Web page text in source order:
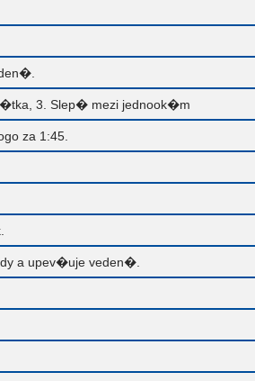
3. Slep� mezi jednook�m
za 1:45.
a upev�uje veden�.